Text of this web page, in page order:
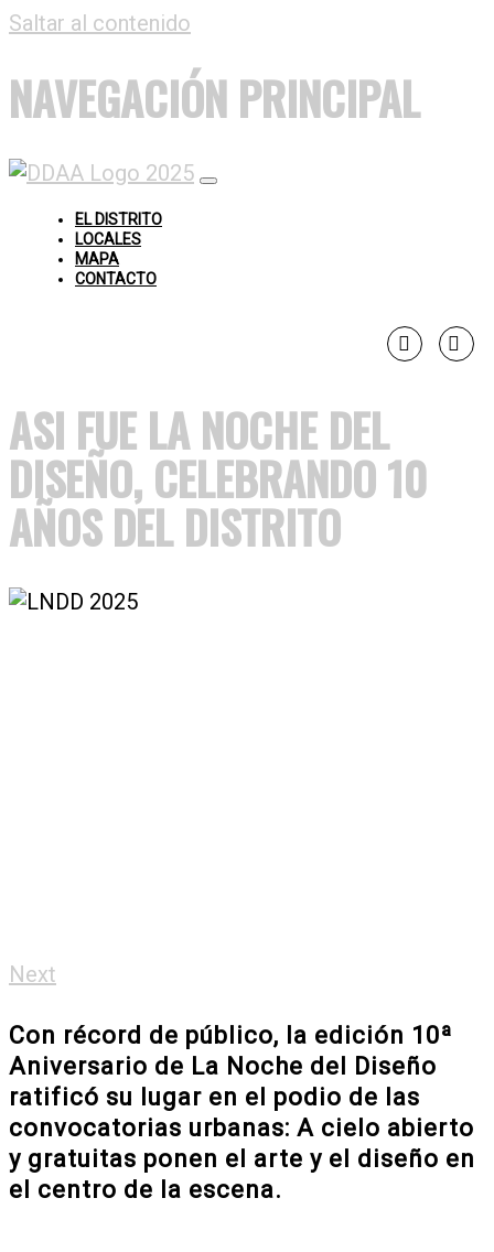
Saltar al contenido
NAVEGACIÓN PRINCIPAL
EL DISTRITO
LOCALES
MAPA
CONTACTO
ASI FUE LA NOCHE DEL
DISEÑO, CELEBRANDO 10
AÑOS DEL DISTRITO
Next
Con récord de público, la edición 10ª
Aniversario de La Noche del Diseño
ratificó su lugar en el podio de las
convocatorias urbanas: A cielo abierto
y gratuitas ponen el arte y el diseño en
el centro de la escena.